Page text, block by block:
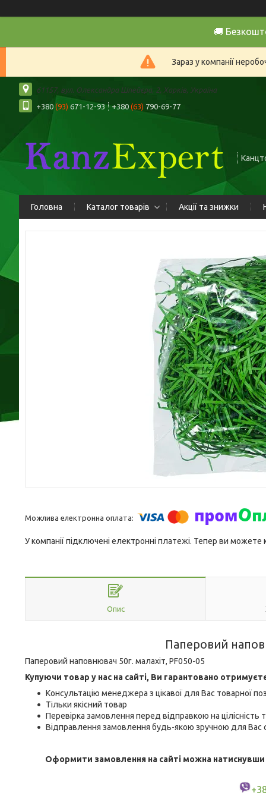
🚚
Зараз у компанії
61157, вул. Олександра Шпейєра, 2, Харків, Україна
+380(93) 671-12-93 +380 (63) 790-69-77
Головна Каталог товарів Акції та знижки
У компанії підключені електронні платежі. Тепер ви
Опис
Паперовий
Паперовий наповнювач 50г. малахіт, PF050-05
Купуючи товар у нас на сайті, Ви гарантовано
Консультацію менеджера з цікавої для Вас товарної
Тільки якісний товар
Перевірка замовлення перед відправкою на цілісність
Відправлення замовлення будь-якою зручною для
Оформити замовлення на сайті можна